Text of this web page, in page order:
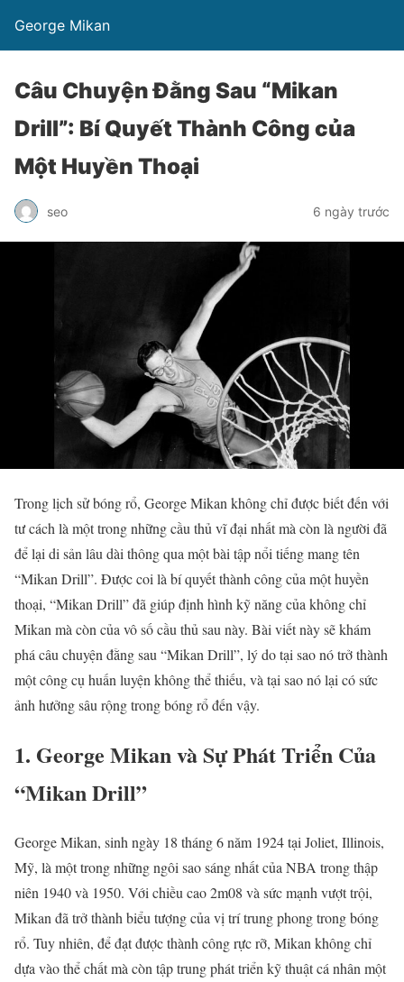
George Mikan
Câu Chuyện Đằng Sau “Mikan
Drill”: Bí Quyết Thành Công của
Một Huyền Thoại
seo 6 ngày trước
Trong lịch sử bóng rổ, George Mikan không chỉ được biết đến với
tư cách là một trong những cầu thủ vĩ đại nhất mà còn là người đã
để lại di sản lâu dài thông qua một bài tập nổi tiếng mang tên
“Mikan Drill”. Được coi là bí quyết thành công của một huyền
thoại, “Mikan Drill” đã giúp định hình kỹ năng của không chỉ
Mikan mà còn của vô số cầu thủ sau này. Bài viết này sẽ khám
phá câu chuyện đằng sau “Mikan Drill”, lý do tại sao nó trở thành
một công cụ huấn luyện không thể thiếu, và tại sao nó lại có sức
ảnh hưởng sâu rộng trong bóng rổ đến vậy.
1. George Mikan và Sự Phát Triển Của
“Mikan Drill”
George Mikan, sinh ngày 18 tháng 6 năm 1924 tại Joliet, Illinois,
Mỹ, là một trong những ngôi sao sáng nhất của NBA trong thập
niên 1940 và 1950. Với chiều cao 2m08 và sức mạnh vượt trội,
Mikan đã trở thành biểu tượng của vị trí trung phong trong bóng
rổ. Tuy nhiên, để đạt được thành công rực rỡ, Mikan không chỉ
dựa vào thể chất mà còn tập trung phát triển kỹ thuật cá nhân một